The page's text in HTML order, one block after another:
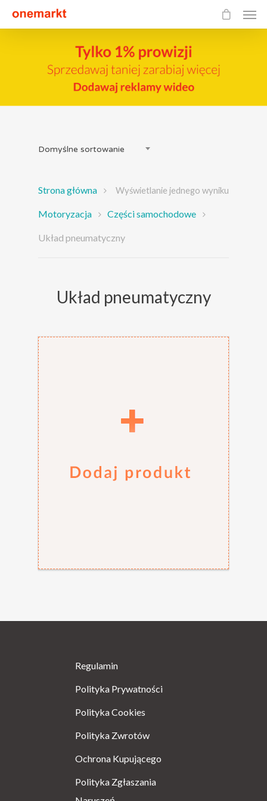
Domyślne sortowanie
Wyświetlanie jednego wyniku
Strona główna
Motoryzacja Części samochodowe
Układ pneumatyczny
Układ pneumatyczny
Regulamin
Polityka Prywatności
Polityka Cookies
Polityka Zwrotów
Ochrona Kupującego
Polityka Zgłaszania